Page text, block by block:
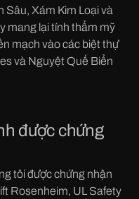
Sâu, Xám Kim Loại và
mang lại tính thẩm mỹ
mạch vào các biệt thự
và Nguyệt Quế Biển
được chứng
tôi được chứng nhận
Rosenheim, UL Safety